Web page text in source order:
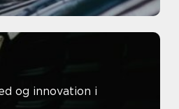
og innovation i